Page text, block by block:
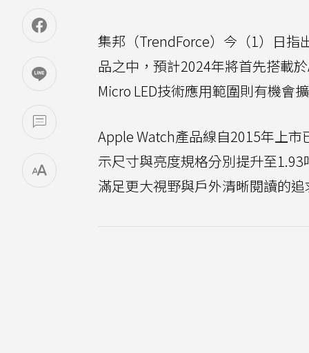
集邦（TrendForce）今（1）日指
品之中，預計2024年將首先搭載
Micro LED技術應用範圍則有機會
Apple Watch產品線自2015年上
示尺寸與亮度規格分別提升至
滿足更大視野與戶外清晰閱讀的追